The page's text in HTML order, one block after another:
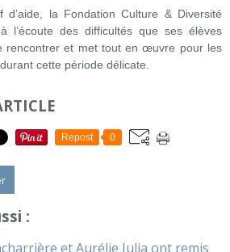
d’aide, la Fondation Culture & Diversité
l’écoute des difficultés que ses élèves
rencontrer et met tout en œuvre pour les
cette période délicate.
Repost 0
: